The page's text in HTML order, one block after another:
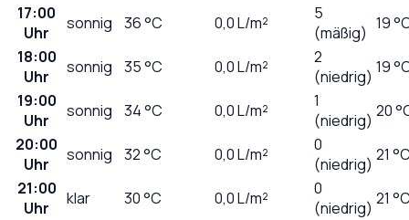
17:00
Uhr
sonnig 36°C 0,0L/m²
5
(mäßig) 19
18:00
Uhr
sonnig 35°C 0,0L/m²
2
(niedrig) 19
19:00
Uhr
sonnig 34°C 0,0L/m²
1
(niedrig) 20
20:00
Uhr
sonnig 32°C 0,0L/m²
0
(niedrig) 21
21:00
Uhr
klar 30°C 0,0L/m²
0
(niedrig) 21